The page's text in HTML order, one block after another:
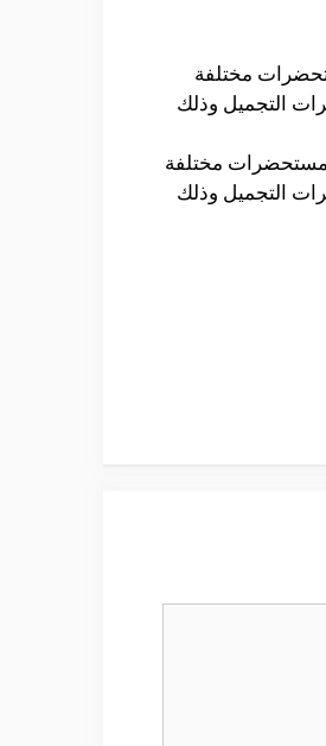
مختلفة
التجميل وذلك
ومستحضرات مختلفة
التجميل وذلك